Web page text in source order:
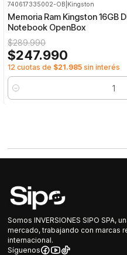
740617335002-OB Kingston
Memoria Ram Kingston 16GB
Notebook OpenBox
$289.990
$247.990
12 cuotas de $21.985 sin interés
Cantidad
Somos INVERSIONES SIPO SPA,
mercado, trabajando con marcas
internacional.
Síguenos